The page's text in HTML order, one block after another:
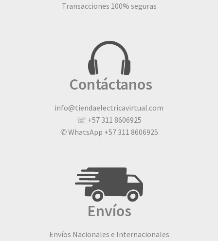
Transacciones 100% seguras
Contáctanos
info@tiendaelectricavirtual.com
☏ +57 311 8606925
✆ WhatsApp +57 311 8606925
Envíos
Envíos Nacionales e Internacionales